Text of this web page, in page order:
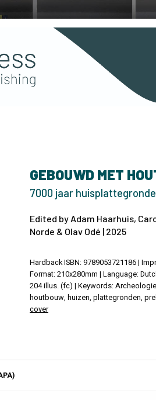
GEBOUWD MET
7000 jaar
Edited by Adam Haarhuis,
Norde & Olav Odé | 2025
Hardback ISBN: 9789053721186 |
Format: 210x280mm | Language:
204 illus. (fc) | Keywords:
houtbouw, huizen, plattegronden,
cover